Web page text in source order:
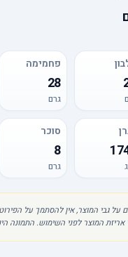
פחמימה
28
גרם
סוכר
8
גרם
על גבי המוצר, אין להסתמך על
אריזת המוצר לפני השימוש. התמונה